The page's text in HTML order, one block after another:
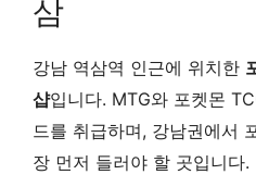
삼
강남 역삼역 인근에 위치한
샵입니다. MTG와 포켓몬
드를 취급하며, 강남권에서
장 먼저 들러야 할 곳입니다.